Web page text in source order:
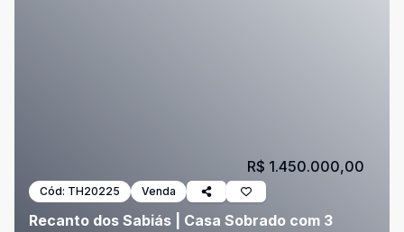
Cód: TH20225 Venda
Recanto dos Sabiás | Casa Sobrado com 3
R$ 1.450.000,00